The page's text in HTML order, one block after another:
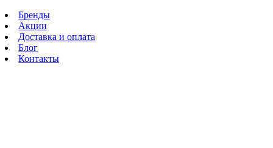
Бренды
Акции
Доставка и оплата
Блог
Контакты